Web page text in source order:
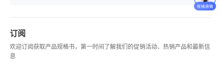
订阅
欢迎订阅获取产品规格书，第一时间了解我们的促销活动、热销产品和最新信
息